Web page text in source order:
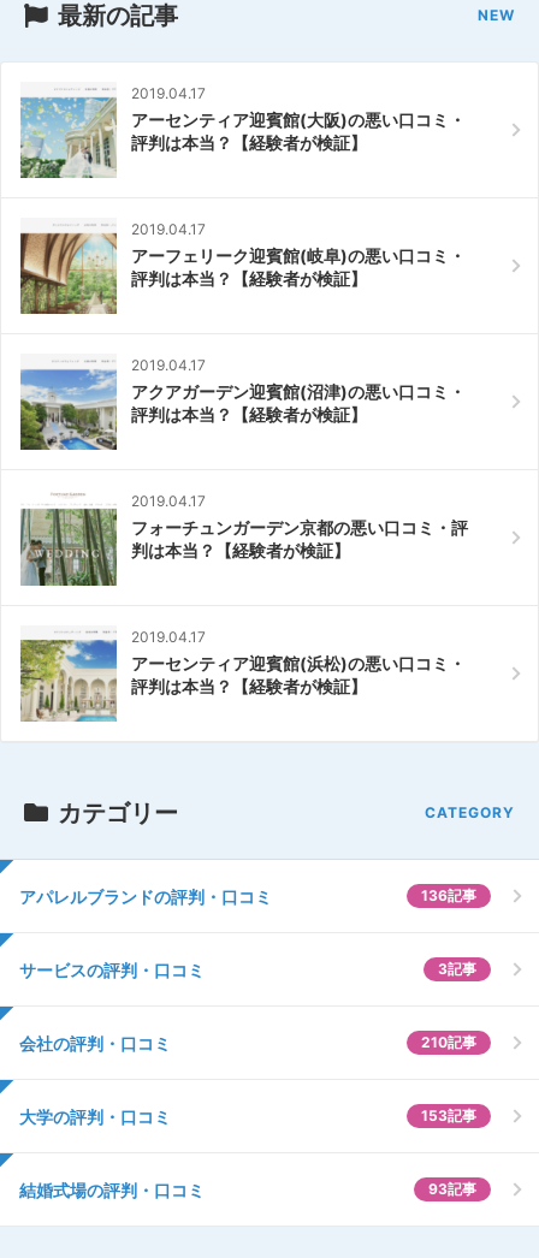
最新の記事
2019.04.17
アーセンティア迎賓館(大阪)の悪い口コミ・
評判は本当？【経験者が検証】
2019.04.17
アーフェリーク迎賓館(岐阜)の悪い口コミ・
評判は本当？【経験者が検証】
2019.04.17
アクアガーデン迎賓館(沼津)の悪い口コミ・
評判は本当？【経験者が検証】
2019.04.17
フォーチュンガーデン京都の悪い口コミ・評
判は本当？【経験者が検証】
2019.04.17
アーセンティア迎賓館(浜松)の悪い口コミ・
評判は本当？【経験者が検証】
カテゴリー
アパレルブランドの評判・口コミ 136記事
サービスの評判・口コミ 3記事
会社の評判・口コミ 210記事
大学の評判・口コミ 153記事
結婚式場の評判・口コミ 93記事